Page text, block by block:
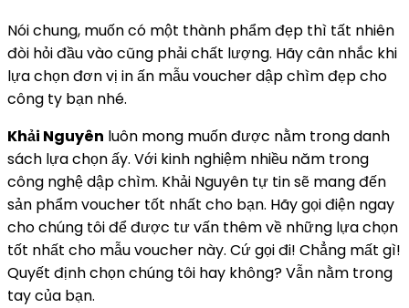
Nói chung, muốn có một thành phẩm đẹp thì tất nhiên
đòi hỏi đầu vào cũng phải chất lượng. Hãy cân nhắc khi
lựa chọn đơn vị in ấn mẫu voucher dập chìm đẹp cho
công ty bạn nhé.
Khải Nguyên luôn mong muốn được nằm trong danh
sách lựa chọn ấy. Với kinh nghiệm nhiều năm trong
công nghệ dập chìm. Khải Nguyên tự tin sẽ mang đến
sản phẩm voucher tốt nhất cho bạn. Hãy gọi điện ngay
cho chúng tôi để được tư vấn thêm về những lựa chọn
tốt nhất cho mẫu voucher này. Cứ gọi đi! Chẳng mất gì!
Quyết định chọn chúng tôi hay không? Vẫn nằm trong
tay của bạn.